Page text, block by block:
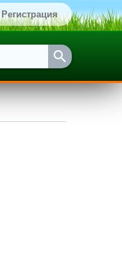
Регистрация